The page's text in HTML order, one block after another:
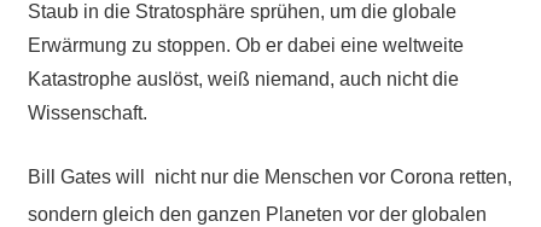
Staub in die Stratosphäre sprühen, um die globale
Erwärmung zu stoppen. Ob er dabei eine weltweite
Katastrophe auslöst, weiß niemand, auch nicht die
Wissenschaft.
Bill Gates will nicht nur die Menschen vor Corona retten,
sondern gleich den ganzen Planeten vor der globalen